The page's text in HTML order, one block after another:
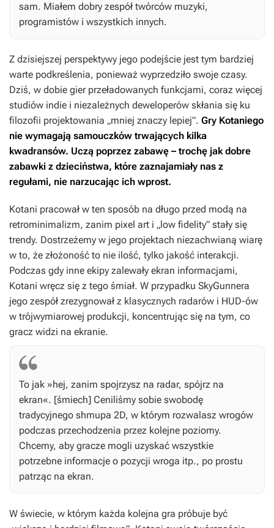
sam. Miałem dobry zespół twórców muzyki,
programistów i wszystkich innych.
Z dzisiejszej perspektywy jego podejście jest tym bardziej
warte podkreślenia, ponieważ wyprzedziło swoje czasy.
Dziś, w dobie gier przeładowanych funkcjami, coraz więcej
studiów indie i niezależnych deweloperów skłania się ku
filozofii projektowania „mniej znaczy lepiej”. Gry Kotaniego
nie wymagają samouczków trwających kilka
kwadransów. Uczą poprzez zabawę – trochę jak dobre
zabawki z dzieciństwa, które zaznajamiały nas z
regułami, nie narzucając ich wprost.
Kotani pracował w ten sposób na długo przed modą na
retrominimalizm, zanim pixel art i „low fidelity” stały się
trendy. Dostrzeżemy w jego projektach niezachwianą wiarę
w to, że złożoność to nie ilość, tylko jakość interakcji.
Podczas gdy inne ekipy zalewały ekran informacjami,
Kotani wręcz się z tego śmiał. W przypadku SkyGunnera
jego zespół zrezygnował z klasycznych radarów i HUD-ów
w trójwymiarowej produkcji, koncentrując się na tym, co
gracz widzi na ekranie.
To jak »hej, zanim spojrzysz na radar, spójrz na
ekran«. [śmiech] Ceniliśmy sobie swobodę
tradycyjnego shmupa 2D, w którym rozwalasz wrogów
podczas przechodzenia przez kolejne poziomy.
Chcemy, aby gracze mogli uzyskać wszystkie
potrzebne informacje o pozycji wroga itp., po prostu
patrząc na ekran.
W świecie, w którym każda kolejna gra próbuje być